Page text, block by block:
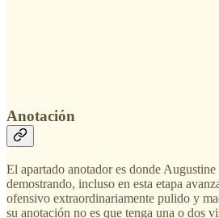
Anotación
El apartado anotador es donde
demostrando, incluso en esta etapa
ofensivo extraordinariamente pulido y
su anotación no es que tenga una o dos